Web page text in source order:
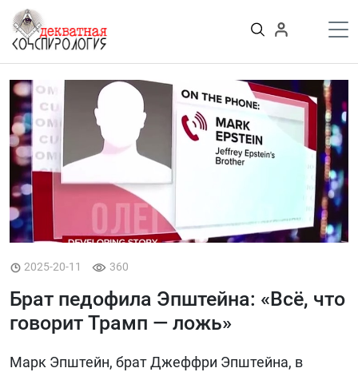
содержимому
Войти
ПУБЛИКАЦИИ
Теории заговора
Тайные общества и секты
Власть
Деньги
Пороки
Криминал
Грязные деньги Украины
Здоровье
Цифровизация
Игромания
Неизведанное
Персоны
Практика
2025-20-11 360
Брат педофила Эпштейна: «Всё, что
говорит Трамп — ложь»
Марк Эпштейн, брат Джеффри Эпштейна, в